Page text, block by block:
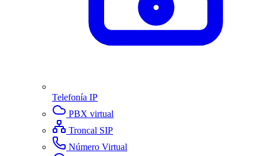
Telefonía IP
PBX virtual
Troncal SIP
Número Virtual